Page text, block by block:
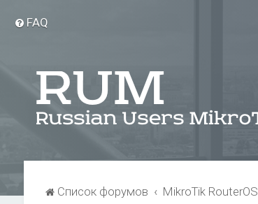
FAQ
Список форумов MikroTik RouterOS